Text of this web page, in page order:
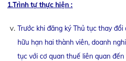
1.Trình tự thực hiện :
Trước khi đăng ký Thủ tục thay
hữu hạn hai thành viên, doanh
tục với cơ quan thuế liên quan